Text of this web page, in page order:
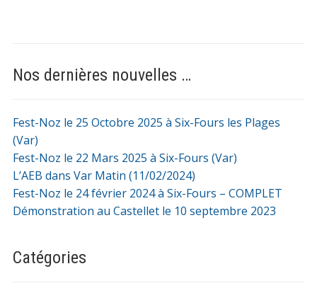
Nos dernières nouvelles …
Fest-Noz le 25 Octobre 2025 à Six-Fours les Plages
(Var)
Fest-Noz le 22 Mars 2025 à Six-Fours (Var)
L’AEB dans Var Matin (11/02/2024)
Fest-Noz le 24 février 2024 à Six-Fours – COMPLET
Démonstration au Castellet le 10 septembre 2023
Catégories